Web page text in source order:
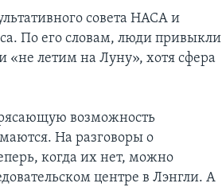
совета НАСА и
По его словам, люди привыкли
летим на Луну», хотя сфера
возможность
На разговоры о
когда их нет, можно
центре в Лэнгли. А